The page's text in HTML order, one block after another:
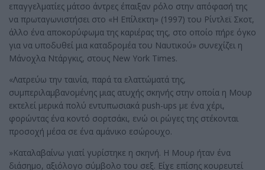
επαγγελματίες μάτσο άντρες έπαιξαν ρόλο στην απόφασή της
να πρωταγωνιστήσει στο «Η Επίλεκτη» (1997) του Ρίντλεϊ Σκοτ,
άλλο ένα αποκορύφωμα της καριέρας της, στο οποίο πήρε όγκο
για να υποδυθεί μια καταδρομέα του Ναυτικού» συνεχίζει η
Μάνοχλα Ντάργκις, στους New York Times.
«Λατρεύω την ταινία, παρά τα ελαττώματά της,
συμπεριλαμβανομένης μιας ατυχής σκηνής στην οποία η Μουρ
εκτελεί μερικά πολύ εντυπωσιακά push-ups με ένα χέρι,
φορώντας ένα κοντό σορτσάκι, ενώ οι ρώγες της στέκονται
προσοχή μέσα σε ένα αμάνικο εσώρουχο.
»Καταλαβαίνω γιατί γυρίστηκε η σκηνή. Η Μουρ ήταν ένα
διάσημο, αξιόλογο σύμβολο του σεξ. Είχε επίσης κουρευτεί